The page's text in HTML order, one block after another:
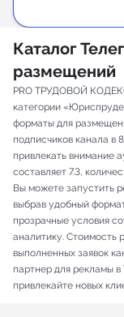
Каталог
размещений
PRO ТРУДОВОЙ
категории
форматы для
подписчиков канала в
привлекать внимание
составляет 7.3,
Вы можете запустить
выбрав удобный
прозрачные условия
аналитику. Стоимость
выполненных заявок
партнер для рекламы
привлекайте новых